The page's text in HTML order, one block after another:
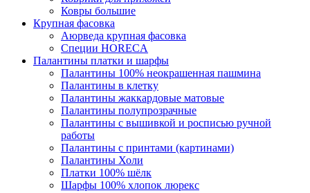
Ковры большие
Крупная фасовка
Аюрведа крупная фасовка
Специи HORECA
Палантины платки и шарфы
Палантины 100% неокрашенная пашмина
Палантины в клетку
Палантины жаккардовые матовые
Палантины полупрозрачные
Палантины с вышивкой и росписью ручной
работы
Палантины с принтами (картинами)
Палантины Холи
Платки 100% шёлк
Шарфы 100% хлопок люрекс